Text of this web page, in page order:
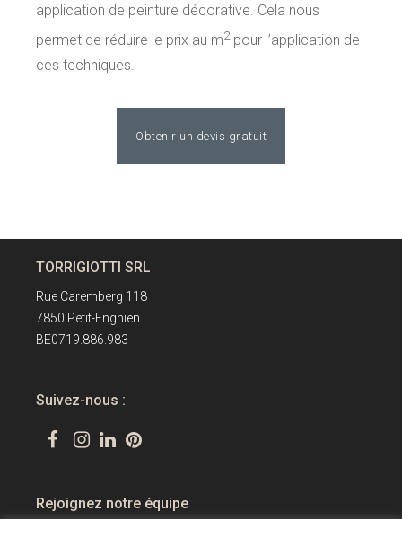
application de peinture décorative. Cela nous
permet de réduire le prix au m2pour l’application de
ces techniques.
Obtenir un devis gratuit
TORRIGIOTTI SRL
Rue Caremberg 118
7850 Petit-Enghien
BE0719.886.983
Suivez-nous :
Rejoignez notre équipe